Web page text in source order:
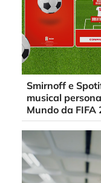
Smirnoff e
musical
Mundo da